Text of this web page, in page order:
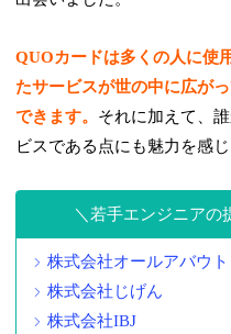
QUOカードは多くの人に使
たサービスが世の中に広が
できます。 それに加えて、
ビスである点にも魅力を感じ
若手エンジニアの
株式会社オールアバウト
株式会社じげん
株式会社IBJ